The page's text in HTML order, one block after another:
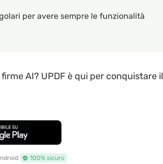
per avere sempre le funzionalità
AI? UPDF è qui per conquistare il
Gratis
100% sicuro